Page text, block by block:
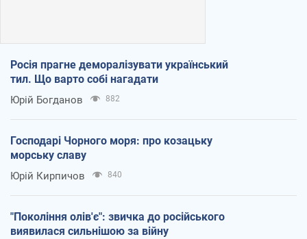
Росія прагне деморалізувати український
тил. Що варто собі нагадати
Юрій Богданов 882
Господарі Чорного моря: про козацьку
морську славу
Юрій Кирпичов 840
"Покоління олів'є": звичка до російського
виявилася сильнішою за війну